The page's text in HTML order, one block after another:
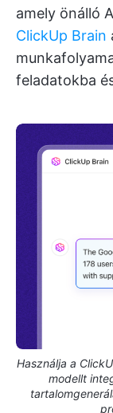
amely önálló
ClickUp Brain
feladatokba
Használja a
modellt